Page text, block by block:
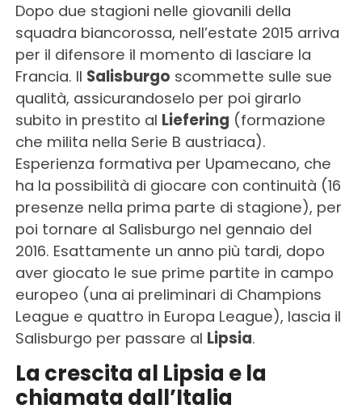
Dopo due stagioni nelle giovanili della
squadra biancorossa, nell’estate 2015 arriva
per il difensore il momento di lasciare la
Francia. Il Salisburgo scommette sulle sue
qualità, assicurandoselo per poi girarlo
subito in prestito al Liefering (formazione
che milita nella Serie B austriaca).
Esperienza formativa per Upamecano, che
ha la possibilità di giocare con continuità (16
presenze nella prima parte di stagione), per
poi tornare al Salisburgo nel gennaio del
2016. Esattamente un anno più tardi, dopo
aver giocato le sue prime partite in campo
europeo (una ai preliminari di Champions
League e quattro in Europa League), lascia il
Salisburgo per passare al Lipsia.
La crescita al Lipsia e la
chiamata dall’Italia